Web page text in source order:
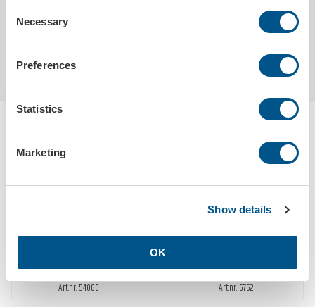
Selection
Necessary
Preferences
Statistics
Marketing
Show details
OK
Keytag uten trykk, grønn
Art.nr: 54060
Reklamelist med 2 farge trykk
Art.nr: 6752